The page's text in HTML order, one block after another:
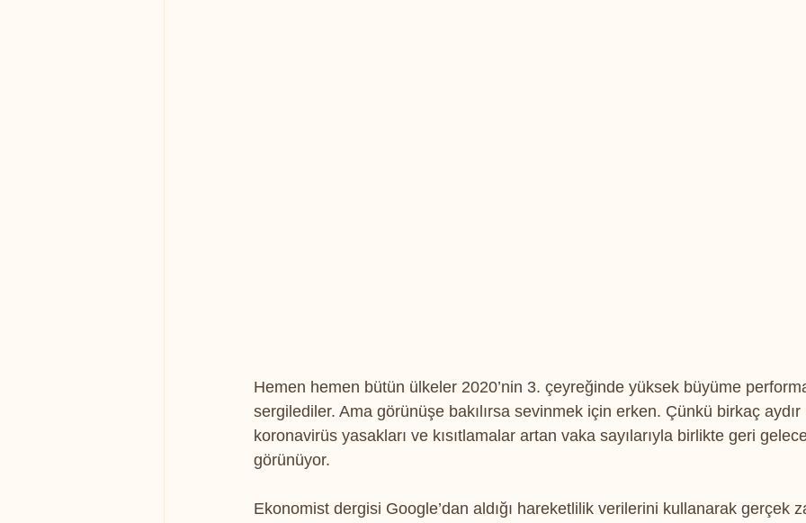
Hemen hemen bütün ülkeler 2020’nin 3. çeyreğinde yüksek büyüme
sergilediler. Ama görünüşe bakılırsa sevinmek için erken. Çünkü birkaç
koronavirüs yasakları ve kısıtlamalar artan vaka sayılarıyla birlikte geri
görünüyor.
Ekonomist dergisi Google’dan aldığı hareketlilik verilerini kullanarak gerçek